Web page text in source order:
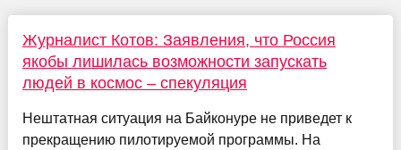
Журналист Котов: Заявления, что Россия
якобы лишилась возможности запускать
людей в космос – спекуляция
Нештатная ситуация на Байконуре не приведет к
прекращению пилотируемой программы. На